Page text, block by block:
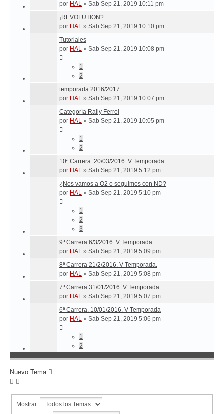
por HAL » Sab Sep 21, 2019 10:11 pm
¡REVOLUTION?
por HAL » Sab Sep 21, 2019 10:10 pm
Tutoriales
por HAL » Sab Sep 21, 2019 10:08 pm
1
2
temporada 2016/2017
por HAL » Sab Sep 21, 2019 10:07 pm
Categoría Rally Ferrol
por HAL » Sab Sep 21, 2019 10:05 pm
1
2
10ª Carrera. 20/03/2016. V Temporada.
por HAL » Sab Sep 21, 2019 5:12 pm
¿Nos vamos a O2 o seguimos con ND?
por HAL » Sab Sep 21, 2019 5:10 pm
1
2
3
9ª Carrera 6/3/2016. V Temporada
por HAL » Sab Sep 21, 2019 5:09 pm
8ª Carrera 21/2/2016. V Temporada.
por HAL » Sab Sep 21, 2019 5:08 pm
7ª Carrera 31/01/2016. V Temporada.
por HAL » Sab Sep 21, 2019 5:07 pm
6ª Carrera. 10/01/2016. V Temporada
por HAL » Sab Sep 21, 2019 5:06 pm
1
2
Nuevo Tema
Mostrar: